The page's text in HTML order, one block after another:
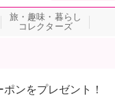
旅・趣味・暮らし
コレクターズ
ンをプレゼント！